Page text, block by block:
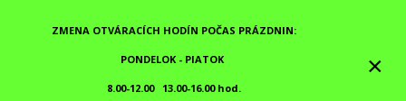
ZMENA OTVÁRACÍCH HODÍN POČAS PRÁZDNIN:
PONDELOK - PIATOK
8.00-12.00 13.00-16.00 hod.
×